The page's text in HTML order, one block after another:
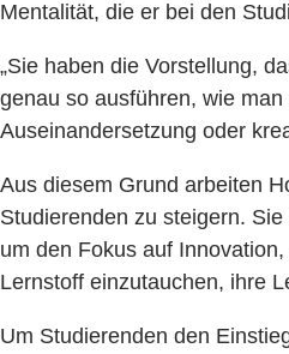
Mentalität, die er bei den
„Sie haben die Vorstellung,
genau so ausführen, wie
Auseinandersetzung oder
Aus diesem Grund arbeiten
Studierenden zu steigern.
um den Fokus auf
Lernstoff einzutauchen, ihre
Um Studierenden den